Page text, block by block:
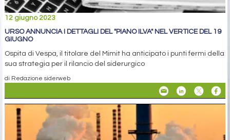
12 giugno 2023
URSO ANNUNCIA I DETTAGLI DEL "PIANO ILVA" NEL VERTICE DEL 19
GIUGNO
Ospita di Vespa, il titolare del Mimit ha anticipato i punti fermi della
sua strategia per il rilancio del siderurgico
di Redazione siderweb